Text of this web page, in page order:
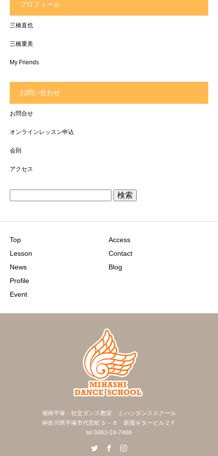
プロフィール
三橋直也
三橋重美
My Friends
お問い合わせ
お問合せ
オンラインレッスン申込
会則
アクセス
Top
Lesson
News
Profile
Event
Access
Contact
Blog
湘南平塚・社交ダンス教室 ミハシダンススクール
神奈川県平塚市代官町５－８ 新堀ギタービル２Ｆ
tel 0463-24-7466